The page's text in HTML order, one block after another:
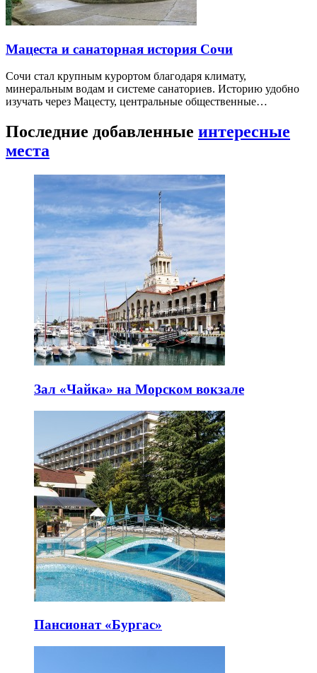
Мацеста и санаторная история Сочи
Сочи стал крупным курортом благодаря климату,
минеральным водам и системе санаториев. Историю удобно
изучать через Мацесту, центральные общественные…
Последние добавленные интересные
места
Зал «Чайка» на Морском вокзале
Пансионат «Бургас»